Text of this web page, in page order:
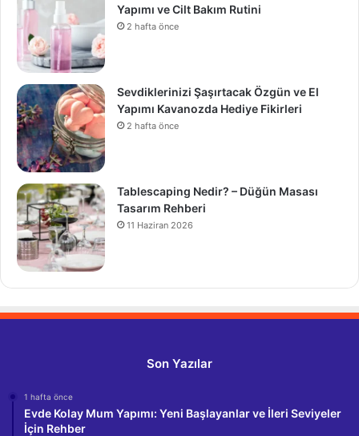
Yapımı ve Cilt Bakım Rutini
2 hafta önce
Sevdiklerinizi Şaşırtacak Özgün ve El
Yapımı Kavanozda Hediye Fikirleri
2 hafta önce
Tablescaping Nedir? – Düğün Masası
Tasarım Rehberi
11 Haziran 2026
Son Yazılar
1 hafta önce
Evde Kolay Mum Yapımı: Yeni Başlayanlar ve İleri Seviyeler
İçin Rehber